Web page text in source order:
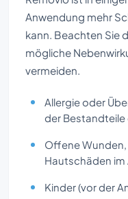
Anwendung mehr
kann. Beachten Sie
mögliche
vermeiden.
Allergie oder
der Bestandteile
Offene
Hautschäden im
Kinder (vor der